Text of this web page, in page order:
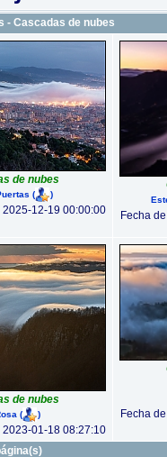
- Cascadas de nubes
de nubes
( )
2025-12-19 00:00:00 Fecha
de nubes
( )
2023-01-18 08:27:10
Fecha